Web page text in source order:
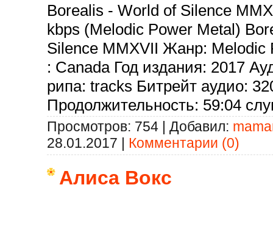
Borealis - World of Silence
kbps (Melodic Power Metal)
Silence MMXVII Жанр: Melodic
: Canada Год издания: 2017
рипа: tracks Битрейт аудио:
Продолжительность: 59:04
Просмотров: 754 | Добавил:
28.01.2017 | Комментарии (0)
Алиса Вокс